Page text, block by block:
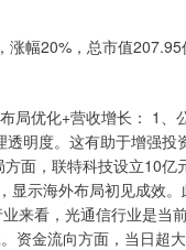
幅20%，总市值
局优化+营收增长： 1
明度。这有助于增强投
面，联特科技设立10亿
示海外布局初见成效
来看，光通信行业是当
资金流向方面，当日超